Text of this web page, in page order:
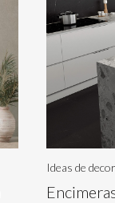
Ideas de